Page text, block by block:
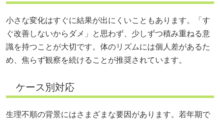
小さな変化はすぐに結果が出にくいこともあります。「す
ぐ改善しないからダメ」と思わず、少しずつ積み重ねる意
識を持つことが大切です。体のリズムには個人差があるた
め、焦らず観察を続けることが推奨されています。
ケース別対応
生理不順の背景にはさまざまな要因があります。若年期で